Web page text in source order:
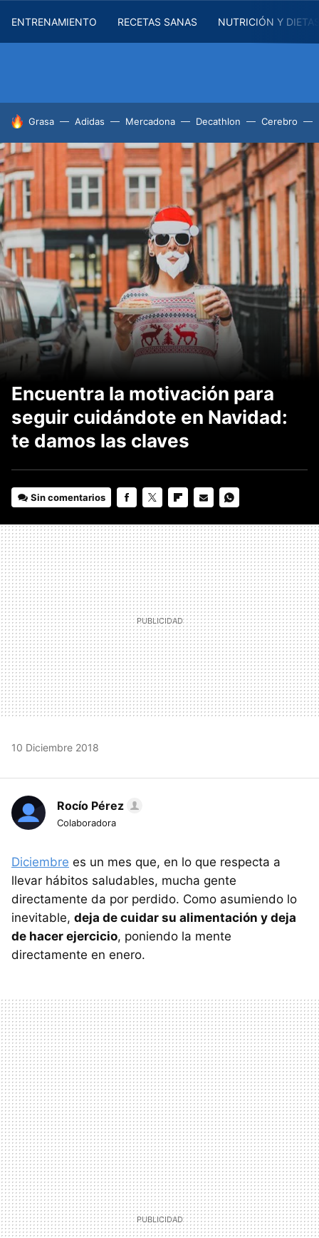
ENTRENAMIENTO RECETAS SANAS NUTRICIÓN Y
HOY SE HABLA DE
Grasa Adidas Mercadona Decathlon Cerebro
Encuentra la motivación para
seguir cuidándote en Navidad:
te damos las claves
Sin comentarios
MAIL
10 Diciembre 2018
Rocío Pérez
Colaboradora
Diciembre es un mes que, en lo que respecta a
llevar hábitos saludables, mucha gente
directamente da por perdido. Como asumiendo lo
inevitable, deja de cuidar su alimentación y deja
de hacer ejercicio, poniendo la mente
directamente en enero.